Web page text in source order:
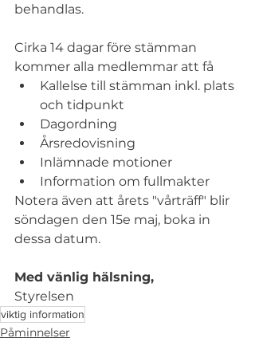
behandlas.
Cirka 14 dagar före stämman
kommer alla medlemmar att få
Kallelse till stämman inkl. plats
och tidpunkt
Dagordning
Årsredovisning
Inlämnade motioner
Information om fullmakter
Notera även att årets "vårträff" blir
söndagen den 15e maj, boka in
dessa datum.
Med vänlig hälsning,
Styrelsen
viktig information
Påminnelser